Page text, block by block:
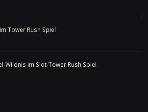
Tower Rush Spiel
Wildnis im Slot-Tower Rush Spiel